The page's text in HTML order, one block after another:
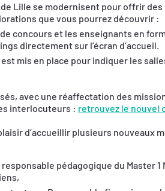
Lille se modernisent pour offrir
que vous pourrez découvrir :
concours et les enseignants en
directement sur l’écran d’accueil.
mis en place pour indiquer les
avec une réaffectation des
interlocuteurs : retrouvez le nouvel
d’accueillir plusieurs nouveaux
pédagogique du Master